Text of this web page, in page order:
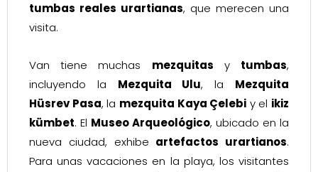
tumbas reales urartianas, que merecen una
visita.
Van tiene muchas mezquitas y tumbas,
incluyendo la Mezquita Ulu, la Mezquita
Hüsrev Pasa, la mezquita Kaya Çelebi y el ikiz
kümbet. El Museo Arqueológico, ubicado en la
nueva ciudad, exhibe artefactos urartianos.
Para unas vacaciones en la playa, los visitantes